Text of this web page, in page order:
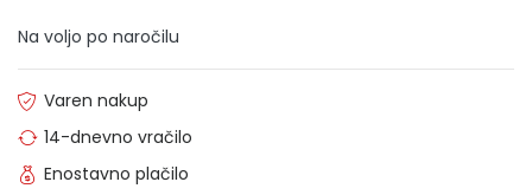
Na voljo po naročilu
Varen nakup
14-dnevno vračilo
Enostavno plačilo